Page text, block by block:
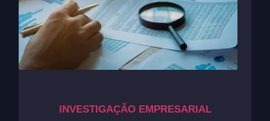
INVESTIGAÇÃO EMPRESARIAL